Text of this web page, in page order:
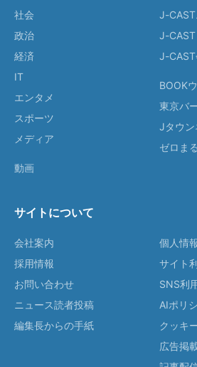
社会
政治
経済
IT
エンタメ
スポーツ
メディア
動画
J-CAST
J-CAST
J-
BOOK
東京バ
Jタウン
ゼロまる
サイトについて
会社案内
採用情報
お問い合わせ
ニュース読者投稿
編集長からの手紙
個人情
サイト
SNS利
AIポリ
クッキ
広告掲